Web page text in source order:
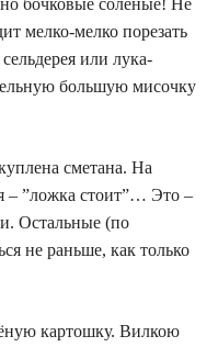
бочковые солёные! Не
мелко-мелко порезать
или лука-
большую мисочку
сметана. На
– ”ложка стоит”… Это –
Остальные (по
не раньше, как только
картошку. Вилкою